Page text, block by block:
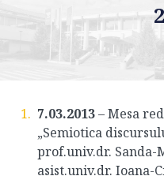
7.03.2013– Mesa
„Semiotica
prof.univ.dr. Sanda-
asist.univ.dr. Ioana-